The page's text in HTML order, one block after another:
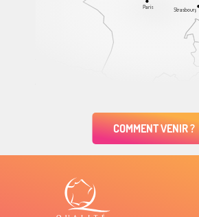
Paris Strasbourg
COMMENT VENIR ?